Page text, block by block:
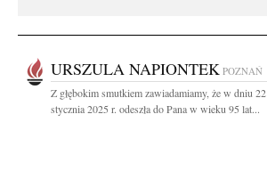
URSZULA NAPIONTEK POZNAŃ
Z głębokim smutkiem zawiadamiamy, że w dniu 22
stycznia 2025 r. odeszła do Pana w wieku 95 lat...